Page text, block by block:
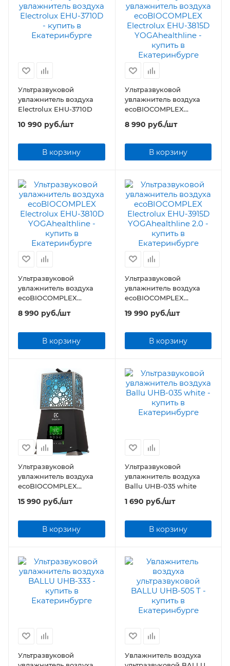
Ультразвуковой
увлажнитель воздуха
Electrolux EHU-3710D
10 990 руб./шт
В корзину
Ультразвуковой
увлажнитель воздуха
ecoBIOCOMPLEX
Electrolux EHU-3815D
YOGAhealthline
8 990 руб./шт
В корзину
Ультразвуковой
увлажнитель воздуха
ecoBIOCOMPLEX
Electrolux EHU-3810D
YOGAhealthline
8 990 руб./шт
В корзину
Ультразвуковой
увлажнитель воздуха
ecoBIOCOMPLEX
Electrolux EHU-3915D
YOGAhealthline 2.0
19 990 руб./шт
В корзину
Ультразвуковой
увлажнитель воздуха
ecoBIOCOMPLEX
Electrolux EHU-3910D
YOGAhealthline 2.0
15 990 руб./шт
В корзину
Ультразвуковой
увлажнитель воздуха
Ballu UHB-035 white
1 690 руб./шт
В корзину
Ультразвуковой
Увлажнитель воздуха